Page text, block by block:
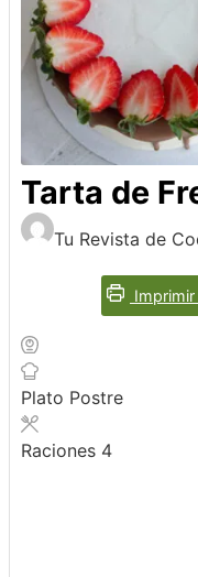
Tarta de
Tu Revista de
Plato Postre
Raciones 4